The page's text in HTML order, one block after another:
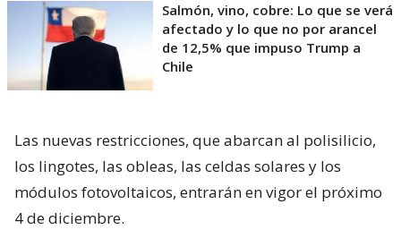
Salmón, vino, cobre: Lo que se verá
afectado y lo que no por arancel
de 12,5% que impuso Trump a
Chile
Las nuevas restricciones, que abarcan al polisilicio,
los lingotes, las obleas, las celdas solares y los
módulos fotovoltaicos, entrarán en vigor el próximo
4 de diciembre.